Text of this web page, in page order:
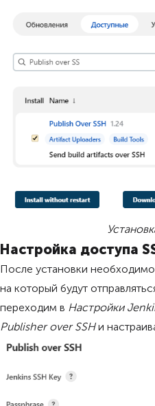
Настройка доступа
После установки
на который будут
переходим в Настройки
Publisher over SSHи